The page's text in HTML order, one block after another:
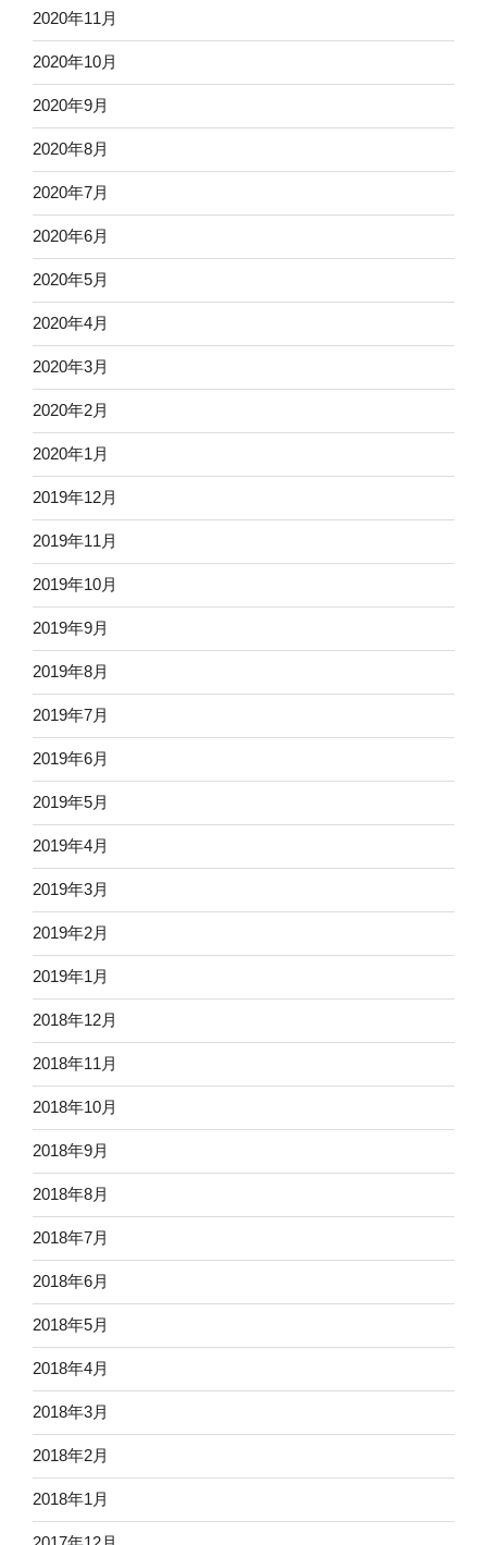
2020年11月
2020年10月
2020年9月
2020年8月
2020年7月
2020年6月
2020年5月
2020年4月
2020年3月
2020年2月
2020年1月
2019年12月
2019年11月
2019年10月
2019年9月
2019年8月
2019年7月
2019年6月
2019年5月
2019年4月
2019年3月
2019年2月
2019年1月
2018年12月
2018年11月
2018年10月
2018年9月
2018年8月
2018年7月
2018年6月
2018年5月
2018年4月
2018年3月
2018年2月
2018年1月